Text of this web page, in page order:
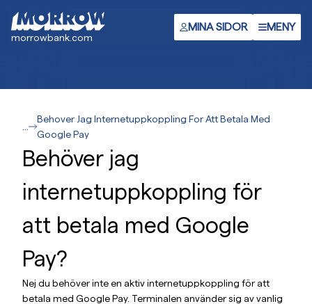
huvudinnehåll
morrowbank.com
MINA SIDOR MENY
Behover Jag Internetuppkoppling For Att Betala Med
Google Pay
Behöver jag
internetuppkoppling för
att betala med Google
Pay?
Nej du behöver inte en aktiv internetuppkoppling för att
betala med Google Pay. Terminalen använder sig av vanlig